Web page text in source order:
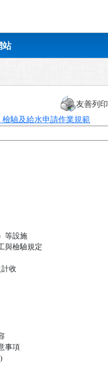
站
友善列印
驗及給水申請作業規範
等設施
與檢驗規定
計收
事項